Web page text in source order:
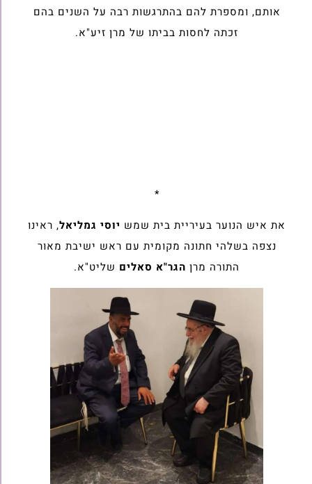
אותם, ומספרת להם בהתרגשות רבה על השנים בהם
זכתה לחסות בביתו של מרן זיע"א.
*
את איש הנוער בעיריית בית שמש יוסי גמליאל, ראינו
נצפה בשלהי חתונה מקומית עם ראש ישיבת מאור
התורה מרן הגר"א סאלים שליט"א.